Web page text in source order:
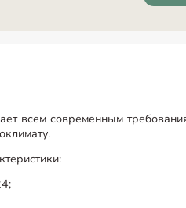
всем современным